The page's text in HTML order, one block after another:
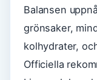
Balansen
grönsaker,
kolhydrater,
Officiella